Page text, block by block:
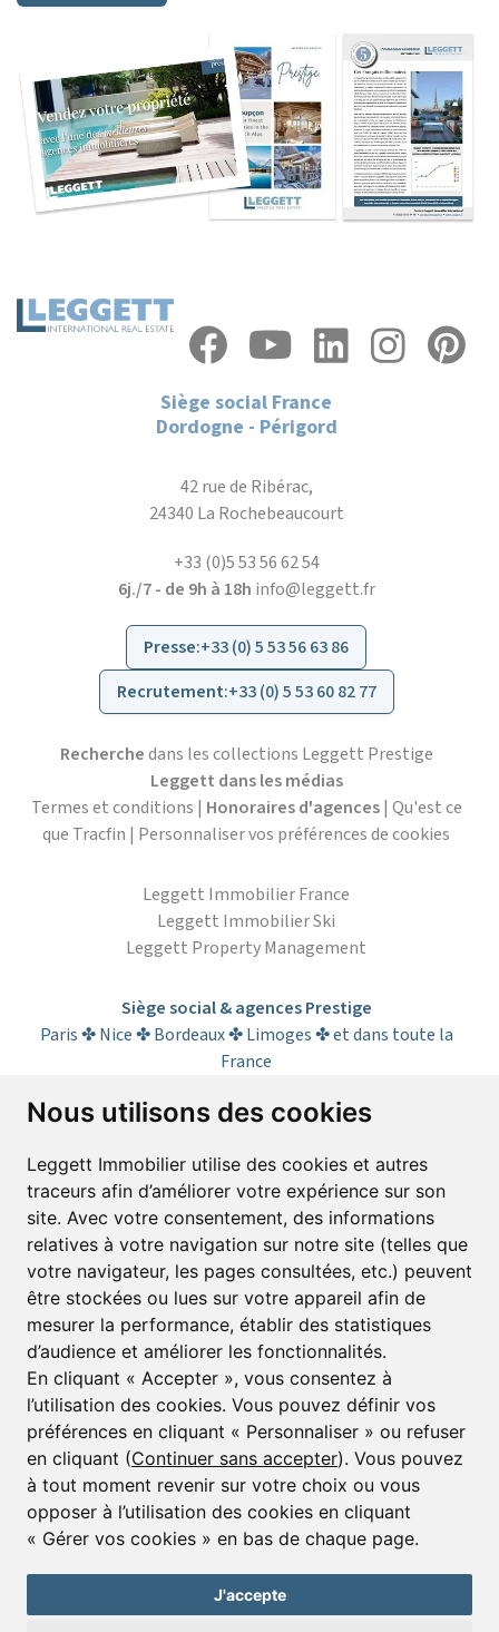
Nous utilisons des cookies
Leggett Immobilier utilise des cookies et autres
traceurs afin d’améliorer votre expérience sur son
site. Avec votre consentement, des informations
relatives à votre navigation sur notre site (telles que
votre navigateur, les pages consultées, etc.) peuvent
être stockées ou lues sur votre appareil afin de
mesurer la performance, établir des statistiques
d’audience et améliorer les fonctionnalités.
En cliquant « Accepter », vous consentez à
l’utilisation des cookies. Vous pouvez définir vos
préférences en cliquant « Personnaliser » ou refuser
en cliquant (Continuer sans accepter). Vous pouvez
à tout moment revenir sur votre choix ou vous
opposer à l’utilisation des cookies en cliquant
« Gérer vos cookies » en bas de chaque page.
J'accepte
Siège social France
Dordogne - Périgord
42 rue de Ribérac,
24340 La Rochebeaucourt
+33 (0)5 53 56 62 54
6j./7 - de 9h à 18h info@leggett.fr
Presse:+33 (0) 5 53 56 63 86
Recrutement:+33 (0) 5 53 60 82 77
Recherchedans les collections Leggett Prestige
Leggett dans les médias
Termes et conditions | Honoraires d'agences| Qu'est ce
que Tracfin | Personnaliser vos préférences de cookies
Leggett Immobilier France
Leggett Immobilier Ski
Leggett Property Management
Siège social & agences Prestige
Paris ✤ Nice ✤ Bordeaux ✤ Limoges ✤ et dans toute la
France
S’abonner à la lettre d’informations
Prénom* Nom*
E-mail*
J’accepte de recevoir alertes et lettres d’informations
S'inscrire
© Copyright 2025 Leggett Immobilier -mentions légales
Transactions sur Immeubles et Fonds de Commerce S.A.R.L au Capital
208 délivrée par la CCI de la Dordogne. Adhérent N° 23 420 G à la Caisse